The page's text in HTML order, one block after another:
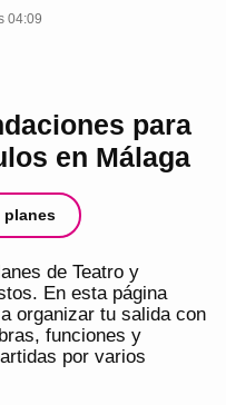
04:09
para
en Málaga
planes
de Teatro y
En esta página
organizar tu salida con
funciones y
por varios